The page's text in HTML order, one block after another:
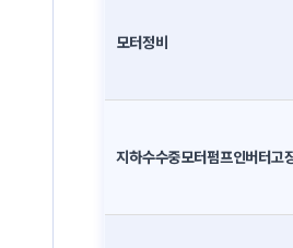
모터정비
지하수수중모터펌프인버터고